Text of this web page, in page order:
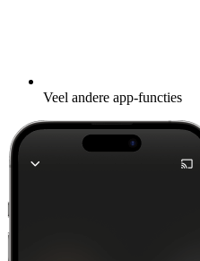
Veel andere app-functies